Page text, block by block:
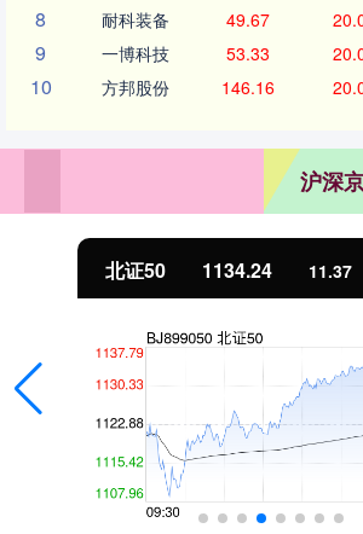
8 耐科装备 49.67
9 一博科技 53.33
10 方邦股份 146.16
沪深
北证50 1134.24 11.37